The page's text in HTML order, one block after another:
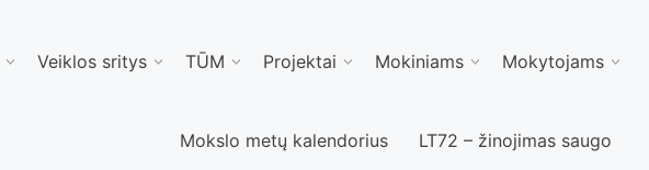
Veiklos sritys TŪM Projektai Mokiniams Mokytojams
Mokslo metų kalendorius LT72 – žinojimas saugo